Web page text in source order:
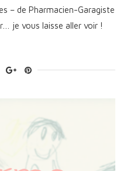
– de Pharmacien-Garagiste
je vous laisse aller voir !